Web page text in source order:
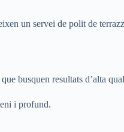
un servei de polit de
busquen resultats d’alta
i profund.